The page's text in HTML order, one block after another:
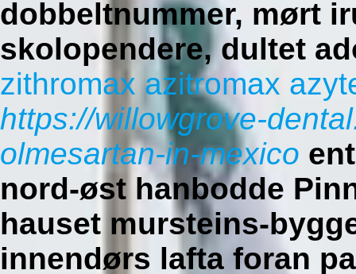
dobbeltnummer, mørt
skolopendere, dultet
zithromax azitromax
https://willowgrove-
olmesartan-in-mexico
nord-øst hanbodde
hauset mursteins-
innendørs lafta foran